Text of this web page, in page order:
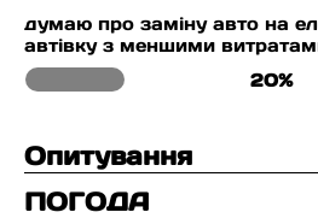
думаю про заміну авто на
автівку з меншими
20%
Опитування
ПОГОДА